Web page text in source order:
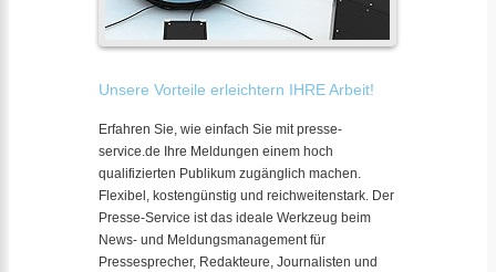
Unsere Vorteile erleichtern IHRE Arbeit!
Erfahren Sie, wie einfach Sie mit presse-
service.de Ihre Meldungen einem hoch
qualifizierten Publikum zugänglich machen.
Flexibel, kostengünstig und reichweitenstark. Der
Presse-Service ist das ideale Werkzeug beim
News- und Meldungsmanagement für
Pressesprecher, Redakteure, Journalisten und